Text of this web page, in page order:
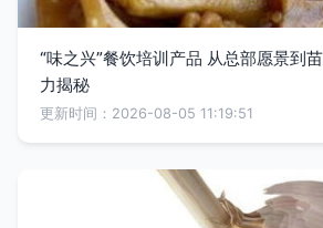
“味之兴”餐饮培训产品 从总部愿景到
力揭秘
更新时间：2026-08-05 11:19:51